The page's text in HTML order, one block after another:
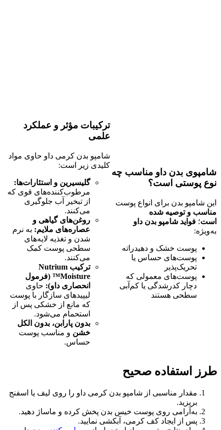
شامپوی بدن داو مناسب چه
نوع پوستی است؟
این شامپو بدن برای انواع پوست
مناسب و توصیه شده
است؛ فواید شامپو بدن داو
به‌ویژه:
پوست خشک و دهیدراته
پوست‌های حساس یا
تحریک‌پذیر
پوست‌های معمولی که
دچار کدرشدگی یا کم‌آبی
سطحی هستند
ترکیبات مؤثر و عملکرد
علمی
شامپو بدن کرمی داو حاوی مواد
کلیدی زیر است:
گلیسیرین و استئارات‌ها:
مرطوب‌کننده‌های قوی که
از تبخیر آب جلوگیری
می‌کنند.
روغن‌های گیاهی و
عصاره‌های ملایم: به نرم
شدن و تغذیه لایه‌های
سطحی پوست کمک
می‌کنند.
ترکیب Nutrium
Moisture™ (فرمول
انحصاری داو): حاوی
لیپیدهای سازگار با پوست
که مانع از خشکی پس از
استحمام می‌شود.
بدون پارابن، بدون الکل
خشن و مناسب پوست
حساس.
طرز استفاده صحیح
مقدار مناسبی از شامپو بدن کرمی داو را روی لیف یا اسفنج
بریزید.
به‌آرامی روی پوست خیس بدن پخش کرده و ماساژ دهید.
پس از ایجاد کف کرمی، آبکشی نمایید.